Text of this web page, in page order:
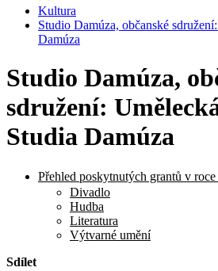
Kultura
Studio Damúza, občanské
Damúza
Studio Damúza,
sdružení:
Studia Damúza
Přehled poskytnutých grantů v
Divadlo
Hudba
Literatura
Výtvarné umění
Sdílet